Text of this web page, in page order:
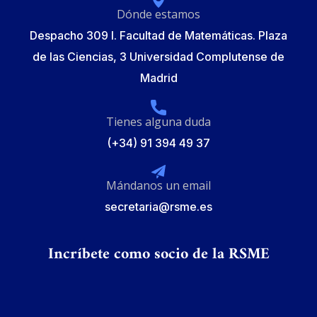
Dónde estamos
Despacho 309 I. Facultad de Matemáticas. Plaza
de las Ciencias, 3 Universidad Complutense de
Madrid
Tienes alguna duda
(+34) 91 394 49 37
Mándanos un email
secretaria@rsme.es
Incríbete como socio de la RSME